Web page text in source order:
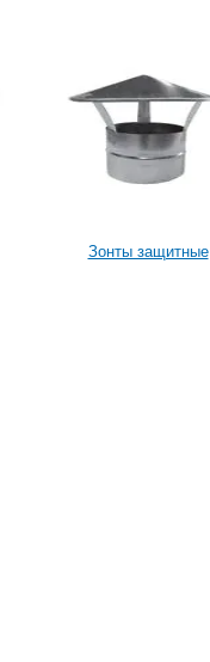
Зонты защитные